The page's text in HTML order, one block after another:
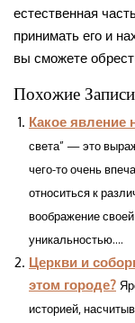
естественная
принимать его и
вы сможете
Похожие
Какое явление
света” — это
чего-то очень
относиться к
воображение
уникальностью....
Церкви и
этом городе?
историей,